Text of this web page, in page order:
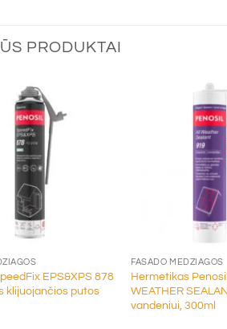
PRODUKTAI
EPS&XPS 878
klijuojančios putos
FASADO MEDŽIAGOS
Hermetikas Penosil
WEATHER
vandeniui, 300ml